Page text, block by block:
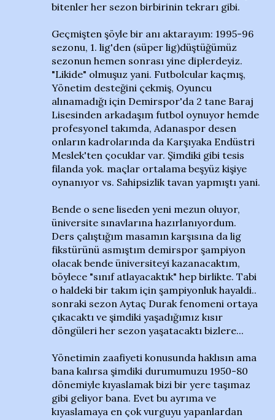
bitenler her sezon birbirinin tekrarı gibi.
Geçmişten şöyle bir anı aktarayım: 1995-96
sezonu, 1. lig'den (süper lig)düştüğümüz
sezonun hemen sonrası yine diplerdeyiz.
"Likide" olmuşuz yani. Futbolcular kaçmış,
Yönetim desteğini çekmiş, Oyuncu
alınamadığı için Demirspor'da 2 tane Baraj
Lisesinden arkadaşım futbol oynuyor hemde
profesyonel takımda, Adanaspor desen
onların kadrolarında da Karşıyaka Endüstri
Meslek'ten çocuklar var. Şimdiki gibi tesis
filanda yok. maçlar ortalama beşyüz kişiye
oynanıyor vs. Sahipsizlik tavan yapmıştı yani.
Bende o sene liseden yeni mezun oluyor,
üniversite sınavlarına hazırlanıyordum.
Ders çalıştığım masamın karşısına da lig
fikstürünü asmıştım demirspor şampiyon
olacak bende üniversiteyi kazanacaktım,
böylece "sınıf atlayacaktık" hep birlikte. Tabi
o haldeki bir takım için şampiyonluk hayaldi..
sonraki sezon Aytaç Durak fenomeni ortaya
çıkacaktı ve şimdiki yaşadığımız kısır
döngüleri her sezon yaşatacaktı bizlere...
Yönetimin zaafiyeti konusunda haklısın ama
bana kalırsa şimdiki durumumuzu 1950-80
dönemiyle kıyaslamak bizi bir yere taşımaz
gibi geliyor bana. Evet bu ayrıma ve
kıyaslamaya en çok vurguyu yapanlardan